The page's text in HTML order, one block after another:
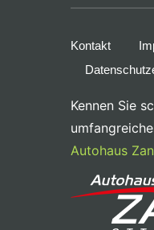
Kontakt
Kennen Sie
Autohaus